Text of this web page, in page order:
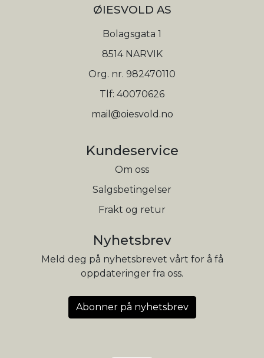
ØIESVOLD AS
Bolagsgata 1
8514 NARVIK
Org. nr. 982470110
Tlf: 40070626
mail@oiesvold.no
Kundeservice
Om oss
Salgsbetingelser
Frakt og retur
Nyhetsbrev
Meld deg på nyhetsbrevet vårt for å få
oppdateringer fra oss.
Abonner på nyhetsbrev